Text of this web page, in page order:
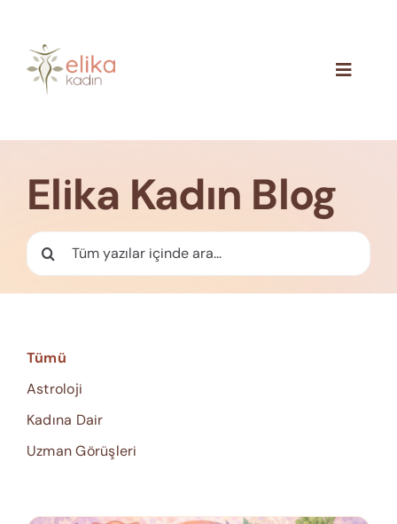
content
Toggle
İletişim
Elika Kadın Blog
Ara:
Tümü
Astroloji
Kadına Dair
Uzman Görüşleri